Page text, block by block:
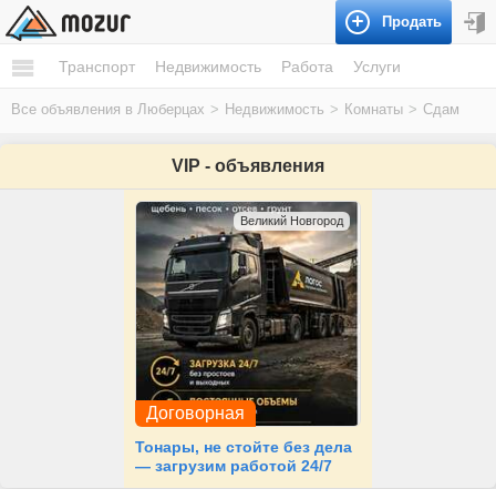
Продать
Транспорт Недвижимость Работа Услуги
Все объявления в Люберцах > Недвижимость > Комнаты > Сдам
VIP - объявления
Великий Новгород
Договорная
Тонары, не стойте без дела
— загрузим работой 24/7